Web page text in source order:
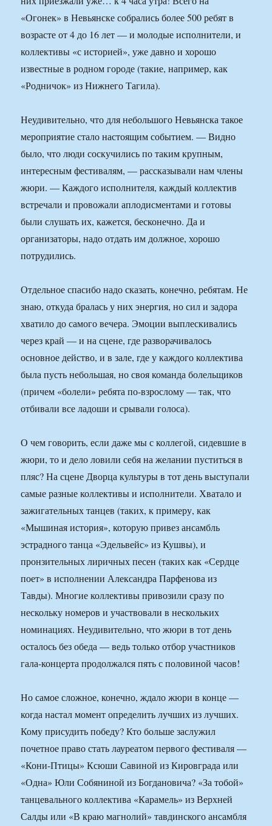
«Огонек» в Невьянске собрались более 500 ребят в
возрасте от 4 до 16 лет — и молодые исполнители, и
коллективы «с историей», уже давно и хорошо
известные в родном городе (такие, например, как
«Родничок» из Нижнего Тагила).
Неудивительно, что для небольшого Невьянска такое
мероприятие стало настоящим событием. — Видно
было, что люди соскучились по таким крупным,
интересным фестивалям, — рассказывали нам члены
жюри. — Каждого исполнителя, каждый коллектив
встречали и провожали аплодисментами и готовы
были слушать их, кажется, бесконечно. Да и
организаторы, надо отдать им должное, хорошо
потрудились.
Отдельное спасибо надо сказать, конечно, ребятам. Не
знаю, откуда бралась у них энергия, но сил и задора
хватило до самого вечера. Эмоции выплескивались
через край — и на сцене, где разворачивалось
основное действо, и в зале, где у каждого коллектива
была пусть небольшая, но своя команда болельщиков
(причем «болели» ребята по-взрослому — так, что
отбивали все ладоши и срывали голоса).
О чем говорить, если даже мы с коллегой, сидевшие в
жюри, то и дело ловили себя на желании пуститься в
пляс? На сцене Дворца культуры в тот день выступали
самые разные коллективы и исполнители. Хватало и
зажигательных танцев (таких, к примеру, как
«Мышиная история», которую привез ансамбль
эстрадного танца «Эдельвейс» из Кушвы), и
пронзительных лиричных песен (таких как «Сердце
поет» в исполнении Александра Парфенова из
Тавды). Многие коллективы привозили сразу по
нескольку номеров и участвовали в нескольких
номинациях. Неудивительно, что жюри в тот день
осталось без обеда — ведь только отбор участников
гала-концерта продолжался пять с половиной часов!
Но самое сложное, конечно, ждало жюри в конце —
когда настал момент определить лучших из лучших.
Кому присудить победу? Кто больше заслужил
почетное право стать лауреатом первого фестиваля —
«Кони-Птицы» Ксюши Савиной из Кировграда или
«Одна» Юли Собяниной из Богдановича? «За тобой»
танцевального коллектива «Карамель» из Верхней
Салды или «В краю магнолий» тавдинского ансамбля